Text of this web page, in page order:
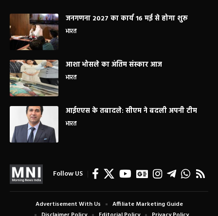
जनगणना 2027 का कार्य 16 मई से होगा शुरू
भारत
आशा भोसले का अंतिम संस्कार आज
भारत
आईएएस के तबादले: सीएम ने बदली अपनी टीम
भारत
Follow US
Advertisement With Us
Affiliate Marketing Guide